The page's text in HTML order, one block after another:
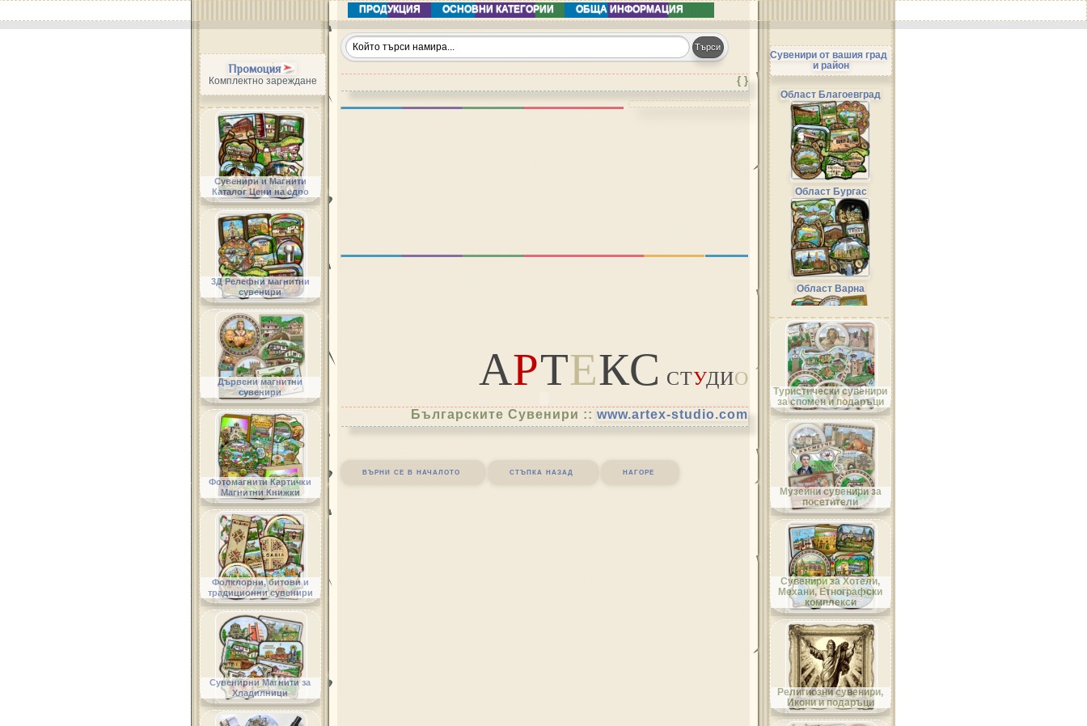
ПРОДУКЦИЯ ОСНОВНИ КАТЕГОРИИ ОБЩА ИНФОРМАЦИЯ
{ }
АРТЕКС СТУДИО
Българските Сувенири :: www.artex-studio.com
върни се в началото стъпка назад нагоре
Промоция
Комплектно зареждане
Сувенири и Магнити
Каталог Цени на едро
3Д Релефни магнитни
сувенири
Дървени магнитни
сувенири
Фотомагнити Картички
Магнитни Книжки
Фолклорни, битови и
традиционни сувенири
Сувенирни Магнити за
Хладилници
Сувенири от вашия град
и район
Област Благоевград
Област Бургас
Област Варна
Област Велико Търново
Област Видин
Област Враца
Област Габрово
Туристически сувенири
за спомен и подаръци
Музейни сувенири за
посетители
Сувенири за Хотели,
Механи, Етнографски
комплекси
Религиозни сувенири,
Икони и подаръци